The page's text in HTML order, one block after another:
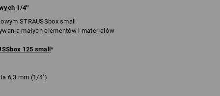
1/4''
STRAUSSbox small
małych elementów i materiałów
125 small*
6,3 mm (1/4'')